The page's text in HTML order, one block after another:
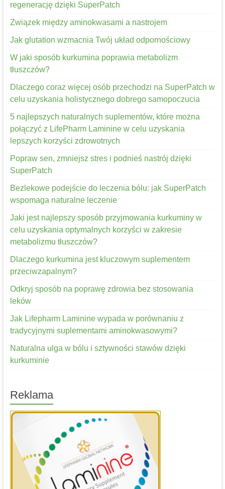
regenerację dzięki SuperPatch
Związek między aminokwasami a nastrojem
Jak glutation wzmacnia Twój układ odpornościowy
W jaki sposób kurkumina poprawia metabolizm
tłuszczów?
Dlaczego coraz więcej osób przechodzi na SuperPatch w
celu uzyskania holistycznego dobrego samopoczucia
5 najlepszych naturalnych suplementów, które można
połączyć z LifePharm Laminine w celu uzyskania
lepszych korzyści zdrowotnych
Popraw sen, zmniejsz stres i podnieś nastrój dzięki
SuperPatch
Bezlekowe podejście do leczenia bólu: jak SuperPatch
wspomaga naturalne leczenie
Jaki jest najlepszy sposób przyjmowania kurkuminy w
celu uzyskania optymalnych korzyści w zakresie
metabolizmu tłuszczów?
Dlaczego kurkumina jest kluczowym suplementem
przeciwzapalnym?
Odkryj sposób na poprawę zdrowia bez stosowania
leków
Jak Lifepharm Laminine wypada w porównaniu z
tradycyjnymi suplementami aminokwasowymi?
Naturalna ulga w bólu i sztywności stawów dzięki
kurkuminie
Reklama